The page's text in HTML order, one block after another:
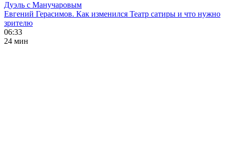
Дуэль с Манучаровым
Евгений Герасимов. Как изменился Театр сатиры и что нужно
зрителю
06:33
24 мин